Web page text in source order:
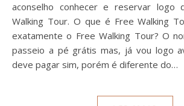
aconselho conhecer e reservar logo
Walking Tour. O que é Free Walking
exatamente o Free Walking Tour? O
passeio a pé grátis mas, já vou logo
deve pagar sim, porém é diferente do…